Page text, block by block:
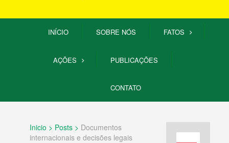
INÍCIO SOBRE NÓS FATOS
AÇÕES PUBLICAÇÕES
CONTATO
Inicio > Posts > Documentos
internacionais e decisões legais